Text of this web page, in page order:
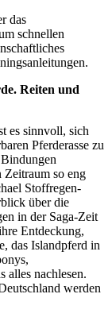
das
schnellen
Reiten und
es sinnvoll, sich
Pferderasse zu
Zeitraum so eng
Stoffregen-
über die
in der Saga-Zeit
Entdeckung,
das Islandpferd in
alles nachlesen.
werden